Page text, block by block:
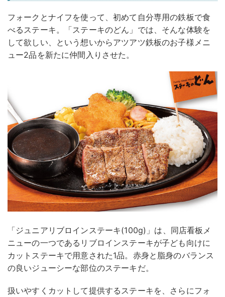
フォークとナイフを使って、初めて自分専用の鉄板で食
べるステーキ。「ステーキのどん」では、そんな体験を
して欲しい、という想いからアツアツ鉄板のお子様メニ
ュー2品を新たに仲間入りさせた。
「ジュニアリブロインステーキ(100g)」は、同店看板メ
ニューの一つであるリブロインステーキが子ども向けに
カットステーキで用意された1品。赤身と脂身のバランス
の良いジューシーな部位のステーキだ。
扱いやすくカットして提供するステーキを、さらにフォ